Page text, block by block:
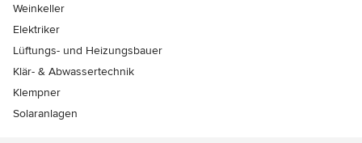
Weinkeller
Elektriker
Lüftungs- und Heizungsbauer
Klär- & Abwassertechnik
Klempner
Solaranlagen